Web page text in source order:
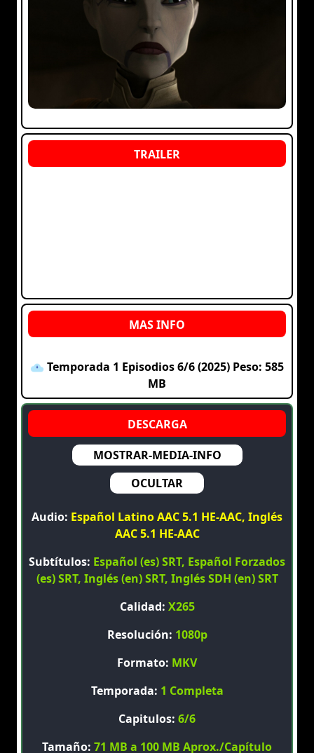
Temporada 1 Episodios 6/6 (2025) Peso: 585
MB
MOSTRAR-MEDIA-INFO
OCULTAR
Audio: Español Latino AAC 5.1 HE-AAC, Inglés
AAC 5.1 HE-AAC
Subtítulos: Español (es) SRT, Español Forzados
(es) SRT, Inglés (en) SRT, Inglés SDH (en) SRT
Calidad: X265
Resolución: 1080p
Formato: MKV
Temporada: 1 Completa
Capitulos: 6/6
Tamaño: 71 MB a 100 MB Aprox./Capítulo